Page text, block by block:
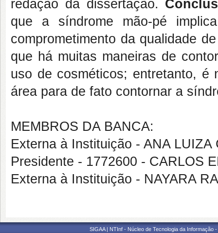
redação da dissertação.
que a síndrome mão-pé
comprometimento da qualidade
que há muitas maneiras de
uso de cosméticos; entretanto, é
área para de fato contornar a
MEMBROS DA BANCA:
Externa à Instituição - ANA LUIZA
Presidente - 1772600 - CARLOS
Externa à Instituição - NAYARA
SIGAA | NTInf - Núcleo de Tecnologia da